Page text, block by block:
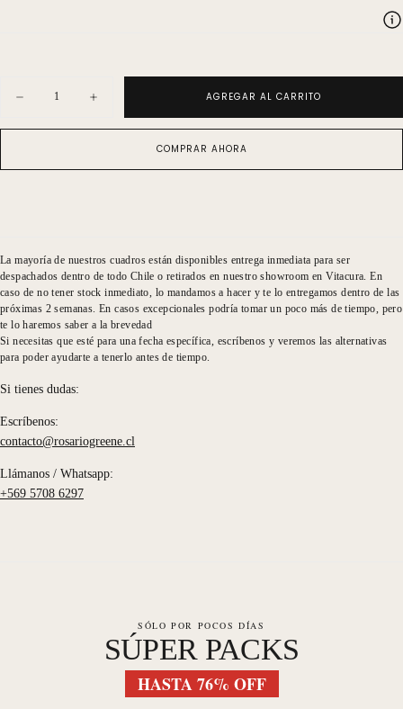
Disminuir
para
Bastidor
Aumentar
cantidad
para
Bastidor
AGREGAR AL CARRITO
COMPRAR AHORA
La mayoría de nuestros cuadros están disponibles entrega inmediata para ser
despachados dentro de todo Chile o retirados en nuestro showroom en Vitacura. En
caso de no tener stock inmediato, lo mandamos a hacer y te lo entregamos dentro de las
próximas 2 semanas. En casos excepcionales podría tomar un poco más de tiempo, pero
te lo haremos saber a la brevedad
Si necesitas que esté para una fecha específica, escríbenos y veremos las alternativas
para poder ayudarte a tenerlo antes de tiempo.
Si tienes dudas:
Escríbenos:
contacto@rosariogreene.cl
Llámanos / Whatsapp:
+569 5708 6297
SÓLO POR POCOS DÍAS
SÚPER PACKS
HASTA 76% OFF